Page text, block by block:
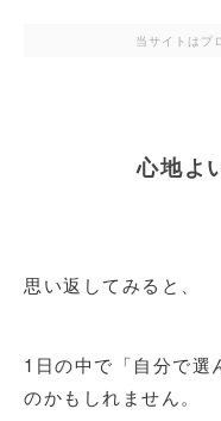
当サイトはプ
心地よ
思い返してみると、
1日の中で「自分で選
のかもしれません。